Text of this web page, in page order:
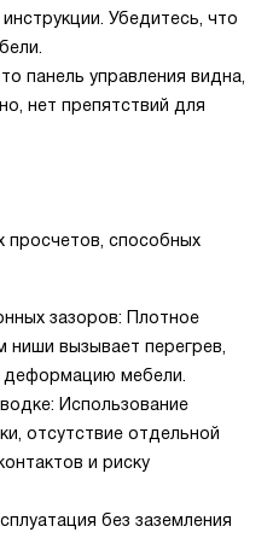
Убедитесь, что
панель управления видна,
нет препятствий для
просчетов, способных
зазоров: Плотное
ниши вызывает перегрев,
деформацию мебели.
Использование
отсутствие отдельной
и риску
без заземления